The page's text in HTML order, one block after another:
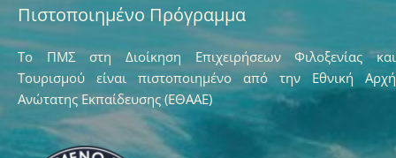
Πιστοποιημένο Πρόγραμμα
Το ΠΜΣ στη Διοίκηση Επιχειρήσεων Φιλοξενίας και
Τουρισμού είναι πιστοποιημένο από την Εθνική Αρχή
Ανώτατης Εκπαίδευσης (ΕΘΑΑΕ)